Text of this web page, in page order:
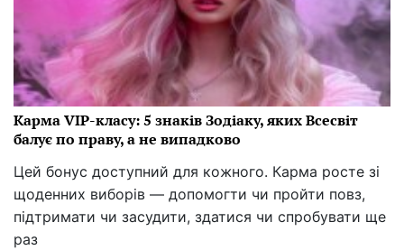
Карма VIP-класу: 5 знаків Зодіаку, яких Всесвіт
балує по праву, а не випадково
Цей бонус доступний для кожного. Карма росте зі
щоденних виборів — допомогти чи пройти повз,
підтримати чи засудити, здатися чи спробувати ще
раз